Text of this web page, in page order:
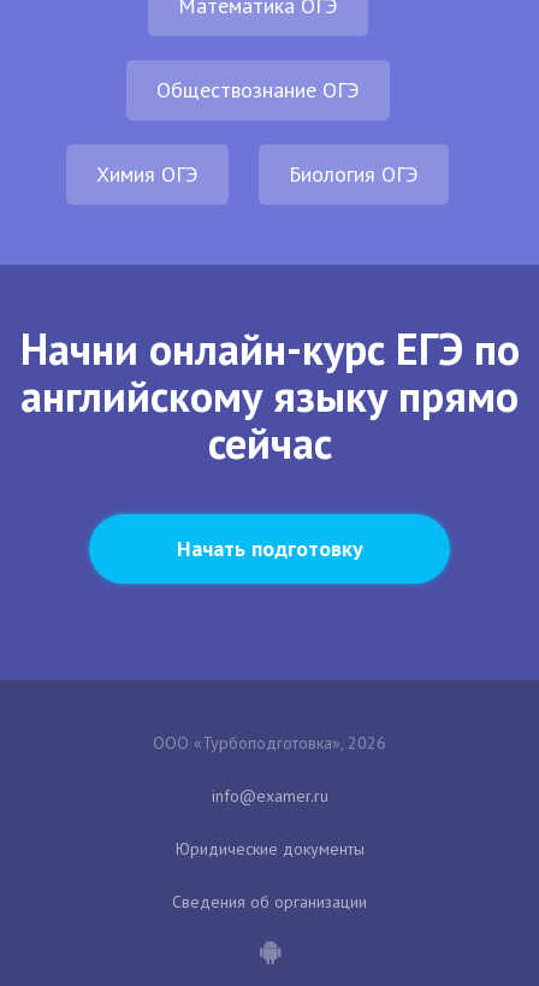
Обществознание ОГЭ
Химия ОГЭ Биология ОГЭ
Начни онлайн-курс ЕГЭ по
английскому языку прямо
сейчас
Начать подготовку
ООО «Турбоподготовка», 2026
Юридические документы
Сведения об организации